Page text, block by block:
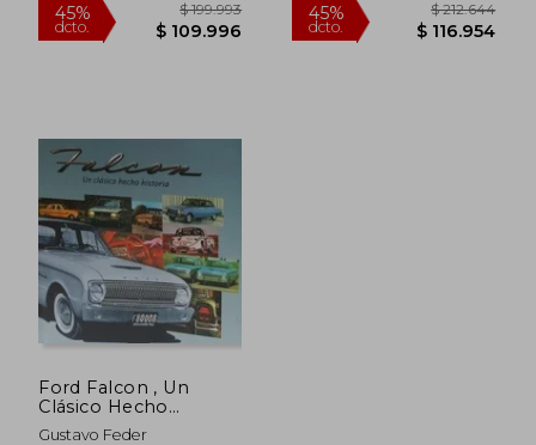
45%
dcto. $ 109.996
Ford Falcon , Un
Clásico Hecho
Historia
Gustavo Feder